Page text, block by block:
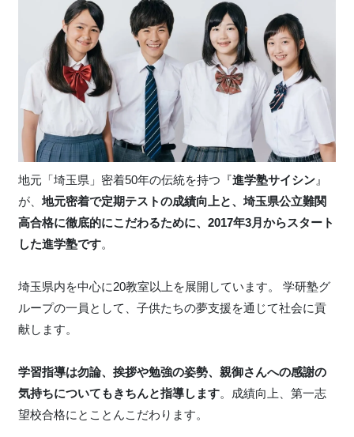
地元「埼玉県」密着50年の伝統を持つ『進学塾サイシン』
が、地元密着で定期テストの成績向上と、埼玉県公立難関
高合格に徹底的にこだわるために、2017年3月からスタート
した進学塾です。
埼玉県内を中心に20教室以上を展開しています。 学研塾グ
ループの一員として、子供たちの夢支援を通じて社会に貢
献します。
学習指導は勿論、挨拶や勉強の姿勢、親御さんへの感謝の
気持ちについてもきちんと指導します。成績向上、第一志
望校合格にとことんこだわります。